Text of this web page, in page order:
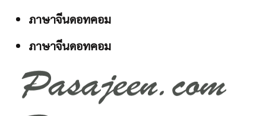
Skip
content
ภาษาจีนดอทคอม
ภาษาจีนดอทคอม